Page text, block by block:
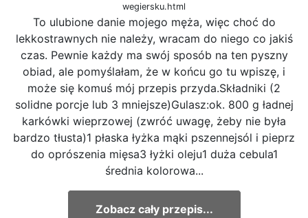
wegiersku.html
To ulubione danie mojego męża, więc choć do
lekkostrawnych nie należy, wracam do niego co jakiś
czas. Pewnie każdy ma swój sposób na ten pyszny
obiad, ale pomyślałam, że w końcu go tu wpiszę, i
może się komuś mój przepis przyda.Składniki (2
solidne porcje lub 3 mniejsze)Gulasz:ok. 800 g ładnej
karkówki wieprzowej (zwróć uwagę, żeby nie była
bardzo tłusta)1 płaska łyżka mąki pszennejsól i pieprz
do oprószenia mięsa3 łyżki oleju1 duża cebula1
średnia kolorowa...
Zobacz cały przepis...